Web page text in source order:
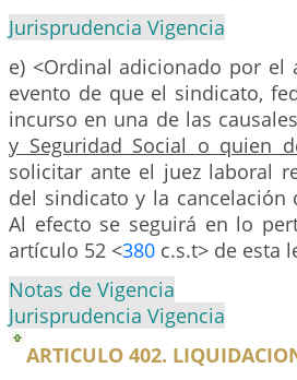
Jurisprudencia Vigencia
e) <Ordinal adicionado por el
evento de que el sindicato,
incurso en una de las
y Seguridad Social o quien
solicitar ante el juez laboral
del sindicato y la
Al efecto se seguirá en lo
artículo 52 <380 c.s.t> de esta
Notas de Vigencia
Jurisprudencia Vigencia
ARTICULO 402.